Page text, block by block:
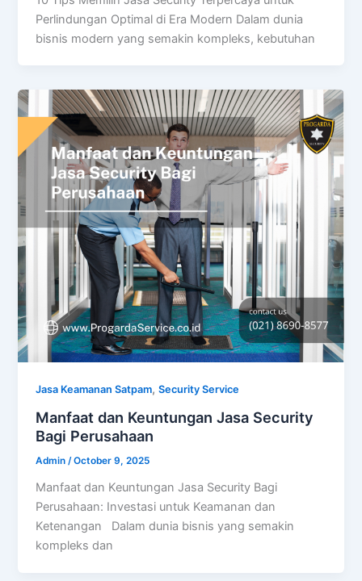
Perlindungan Optimal di Era Modern Dalam dunia
bisnis modern yang semakin kompleks, kebutuhan
Jasa Keamanan Satpam,Security Service
Manfaat dan Keuntungan Jasa Security
Bagi Perusahaan
Admin/October 9, 2025
Manfaat dan Keuntungan Jasa Security Bagi
Perusahaan: Investasi untuk Keamanan dan
Ketenangan Dalam dunia bisnis yang semakin
kompleks dan